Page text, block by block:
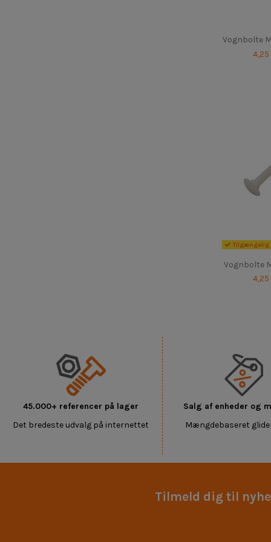
Vognbolte
4,25
Tilgængelig
Vognbolte
4,25
45.000+ referencer på lager
Det bredeste udvalg på internettet
Salg af enheder og
Mængdebaseret
Tilmeld dig til